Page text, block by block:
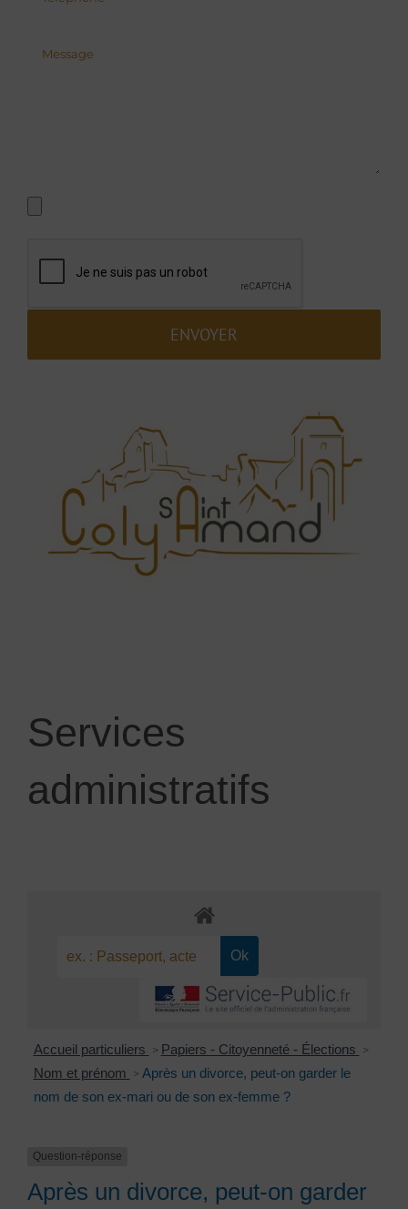
Services
administratifs
Accueil particuliers > Papiers - Citoyenneté - Élections >
Nom et prénom > Après un divorce, peut-on garder le
nom de son ex-mari ou de son ex-femme ?
Question-réponse
Après un divorce, peut-on garder